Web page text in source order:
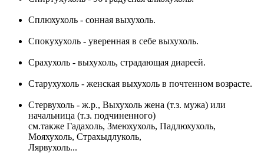
Сплюхухоль - сонная выхухоль.
Спокухухоль - уверенная в себе выхухоль.
Срахухоль - выхухоль, страдающая диареей.
Старухухоль - женская выхухоль в почтенном возрасте.
Стервухоль - ж.р., Выхухоль жена (т.з. мужа) или
начальница (т.з. подчиненного)
см.также Гадахоль, Змеюхухоль, Падлюхухоль,
Мояхухоль, Страхыдлуколь,
Лярвухоль...